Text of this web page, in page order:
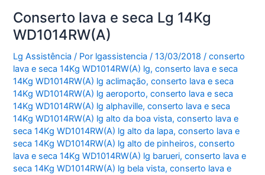
Conserto lava e seca Lg 14Kg
WD1014RW(A)
Lg Assistência / Por lgassistencia/13/03/2018 /conserto
lava e seca 14Kg WD1014RW(A) lg,conserto lava e seca
14Kg WD1014RW(A) lg aclimação,conserto lava e seca
14Kg WD1014RW(A) lg aeroporto,conserto lava e seca
14Kg WD1014RW(A) lg alphaville,conserto lava e seca
14Kg WD1014RW(A) lg alto da boa vista,conserto lava e
seca 14Kg WD1014RW(A) lg alto da lapa,conserto lava e
seca 14Kg WD1014RW(A) lg alto de pinheiros,conserto
lava e seca 14Kg WD1014RW(A) lg barueri,conserto lava e
seca 14Kg WD1014RW(A) lg bela vista,conserto lava e